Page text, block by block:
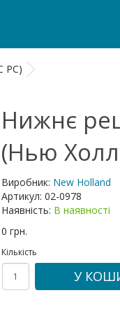
РС)
Нижнє
(Нью
Виробник: New Holland
Артикул: 02-0978
Наявність: В наявності
0 грн.
Кількість
У